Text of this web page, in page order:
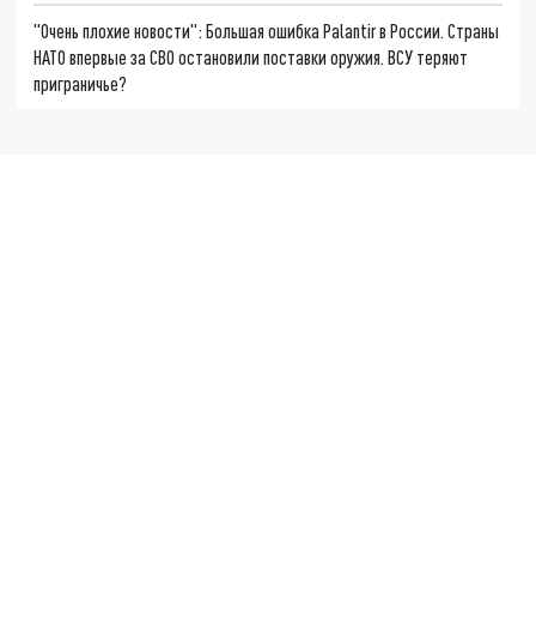
"Очень плохие новости": Большая ошибка Palantir в России. Страны
НАТО впервые за СВО остановили поставки оружия. ВСУ теряют
приграничье?